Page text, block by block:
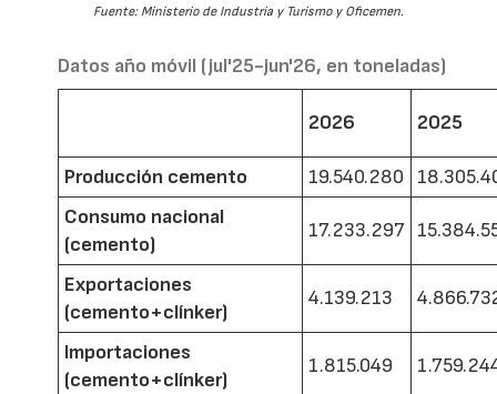
Fuente: Ministerio de Industria y Turismo y Oficemen.
Datos año móvil (jul'25-jun'26, en toneladas)
2026 2025
Producción cemento 19.540.280
Consumo nacional
(cemento)
17.233.297
Exportaciones
(cemento+clínker)
4.139.213
Importaciones
(cemento+clínker)
1.815.049